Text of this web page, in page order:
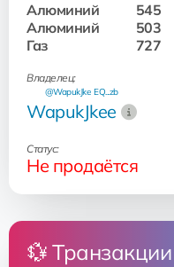
Алюминий
545
Алюминий
503
Газ
727
Владелец:
WapukJkee
@WapukJke EQ...zb
Статус:
Не продаётся
💱 Транзакции